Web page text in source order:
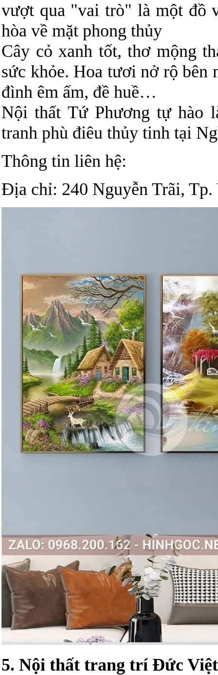
vượt qua "vai trò" là một đồ
hòa về mặt phong thủy
Cây cỏ xanh tốt, thơ mộng
sức khỏe. Hoa tươi nở rộ bên
đình êm ấm, đề huề…
Nội thất Tứ Phương tự hào
tranh phù điêu thủy tinh tại
Thông tin liên hệ:
Địa chỉ: 240 Nguyễn Trãi,
5. Nội thất trang trí Đức Việt